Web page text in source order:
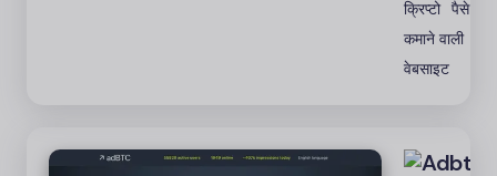
सेवा को
प्राथमिकता
दें।
क्रिप्टो पैसे
कमाने वाली
वेबसाइट